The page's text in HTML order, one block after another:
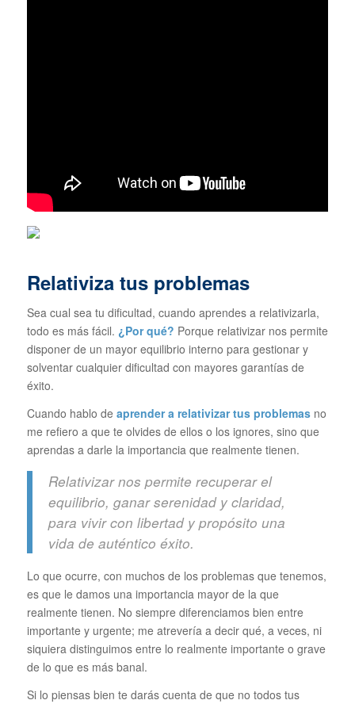
Relativiza tus problemas
Sea cual sea tu dificultad, cuando aprendes a relativizarla,
todo es más fácil. ¿Por qué? Porque relativizar nos permite
disponer de un mayor equilibrio interno para gestionar y
solventar cualquier dificultad con mayores garantías de
éxito.
Cuando hablo de aprender a relativizar tus problemasno
me refiero a que te olvides de ellos o los ignores, sino que
aprendas a darle la importancia que realmente tienen.
Relativizar nos permite recuperar el
equilibrio, ganar serenidad y claridad,
para vivir con libertad y propósito una
vida de auténtico éxito.
Lo que ocurre, con muchos de los problemas que tenemos,
es que le damos una importancia mayor de la que
realmente tienen. No siempre diferenciamos bien entre
importante y urgente; me atrevería a decir qué, a veces, ni
siquiera distinguimos entre lo realmente importante o grave
de lo que es más banal.
Si lo piensas bien te darás cuenta de que no todos tus